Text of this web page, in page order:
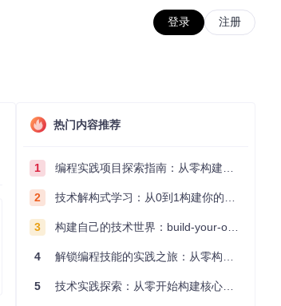
登录 注册
热门内容推荐
1 编程实践项目探索指南：从零构建技术能力体系
2 技术解构式学习：从0到1构建你的编程知识体系
3 构建自己的技术世界：build-your-own-x项目的实践探索指南
4 解锁编程技能的实践之旅：从零构建你的技术世界
5 技术实践探索：从零开始构建核心系统的实践指南